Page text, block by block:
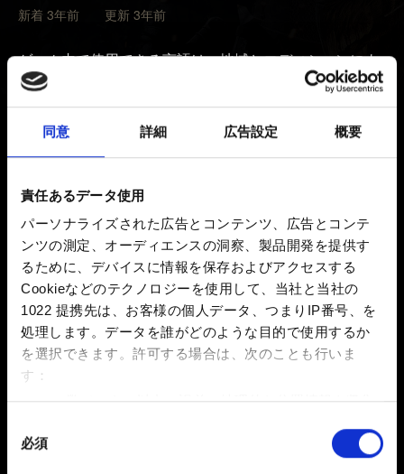
同意 詳細 広告設定 概要
責任あるデータ使用
パーソナライズされた広告とコンテンツ、広告とコンテ
ンツの測定、オーディエンスの洞察、製品開発を提供す
るために、デバイスに情報を保存およびアクセスする
Cookieなどのテクノロジーを使用して、当社と当社の
1022 提携先は、お客様の個人データ、つまりIP番号、を
処理します。データを誰がどのような目的で使用するか
を選択できます。 許可する場合は、次のことも行いま
す：
数メートル以内の誤差の地理的な位置情報を収集
特定の特性（フィンガープリント）を積極的にス
必須
新着 3年前 更新 3年前
ゲーム内で使用できる言語は、地域とエディションによ
って異なります。
ニンテンドーeショップで、『ウィッチャー３』用の言
いる必要があるため、ご注意ください。
ゲームカードの対応地域はゲームコードとして記載され
ています。ゲームコードはゲームのパッケージのバーコ
ードの上か、ゲームカード自体に印刷されています
（例：HAC-P-AURVL）。
デジタルダウンロード版は、購入した地域のニンテンド
ーeショップに連動しています。
お困りですか